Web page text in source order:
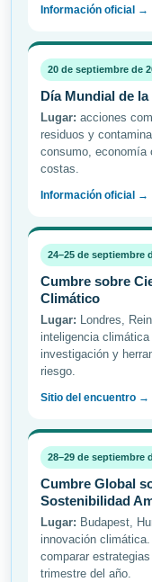
Información oficial →
20 de septiembre de
Día Mundial de
Lugar: acciones
residuos y
consumo, economía
costas.
Información oficial →
24–25 de septiembre
Cumbre sobre
Climático
Lugar: Londres,
inteligencia
investigación y
riesgo.
Sitio del encuentro →
28–29 de septiembre
Cumbre Global
Sostenibilidad
Lugar: Budapest,
innovación climática.
comparar
trimestre del año.